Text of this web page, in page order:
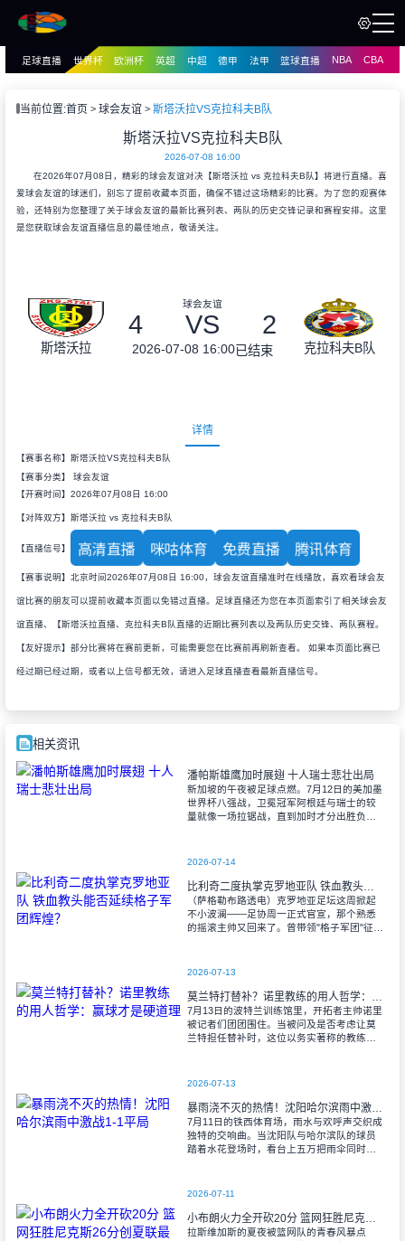
播
足球直播 世界杯 欧洲杯 英超 中超 德甲 法甲 篮球直播 NBA CBA
当前位置:首页 球会友谊 斯塔沃拉VS克拉科夫B队
斯塔沃拉VS克拉科夫B队
2026-07-08 16:00
在2026年07月08日，精彩的球会友谊对决【斯塔沃拉 vs 克拉科夫B队】将进行直播。喜
爱球会友谊的球迷们，别忘了提前收藏本页面，确保不错过这场精彩的比赛。为了您的观赛体
验，还特别为您整理了关于球会友谊的最新比赛列表、两队的历史交锋记录和赛程安排。这里
是您获取球会友谊直播信息的最佳地点，敬请关注。
斯塔沃拉
球会友谊
4 VS 2
2026-07-08 16:00已结束 克拉科夫B队
详情
【赛事名称】斯塔沃拉VS克拉科夫B队
【赛事分类】 球会友谊
【开赛时间】2026年07月08日 16:00
【对阵双方】斯塔沃拉 vs 克拉科夫B队
【直播信号】 高清直播 咪咕体育 免费直播 腾讯体育
【赛事说明】北京时间2026年07月08日 16:00，球会友谊直播准时在线播放，喜欢看球会友
谊比赛的朋友可以提前收藏本页面以免错过直播。足球直播还为您在本页面索引了相关球会友
谊直播、【斯塔沃拉直播、克拉科夫B队直播的近期比赛列表以及两队历史交锋、两队赛程。
【友好提示】部分比赛将在赛前更新，可能需要您在比赛前再刷新查看。 如果本页面比赛已
经过期已经过期，或者以上信号都无效，请进入足球直播查看最新直播信号。
相关资讯
潘帕斯雄鹰加时展翅 十人瑞士悲壮出局
新加坡的午夜被足球点燃。7月12日的美加墨
世界杯八强战，卫冕冠军阿根廷与瑞士的较
量就像一场拉锯战，直到加时才分出胜负。
2026-07-14
比利奇二度执掌克罗地亚队 铁血教头能否延续格子军团辉煌？
（萨格勒布路透电）克罗地亚足坛这周掀起
不小波澜——足协周一正式官宣，那个熟悉
的摇滚主帅又回来了。曾带领"格子军团"征战
2026-07-13
莫兰特打替补？诺里教练的用人哲学：赢球才是硬道理
7月13日的波特兰训练馆里，开拓者主帅诺里
被记者们团团围住。当被问及是否考虑让莫
兰特担任替补时，这位以务实著称的教练露
2026-07-13
暴雨浇不灭的热情！沈阳哈尔滨雨中激战1-1平局
7月11日的铁西体育场，雨水与欢呼声交织成
独特的交响曲。当沈阳队与哈尔滨队的球员
踏着水花登场时，看台上五万把雨伞同时收
2026-07-11
小布朗火力全开砍20分 篮网狂胜尼克斯26分创夏联最大分差
拉斯维加斯的夏夜被篮网队的青春风暴点